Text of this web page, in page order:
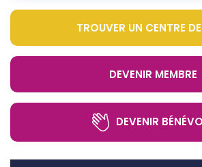
TROUVER UN CENTRE
DEVENIR MEMBRE
DEVENIR